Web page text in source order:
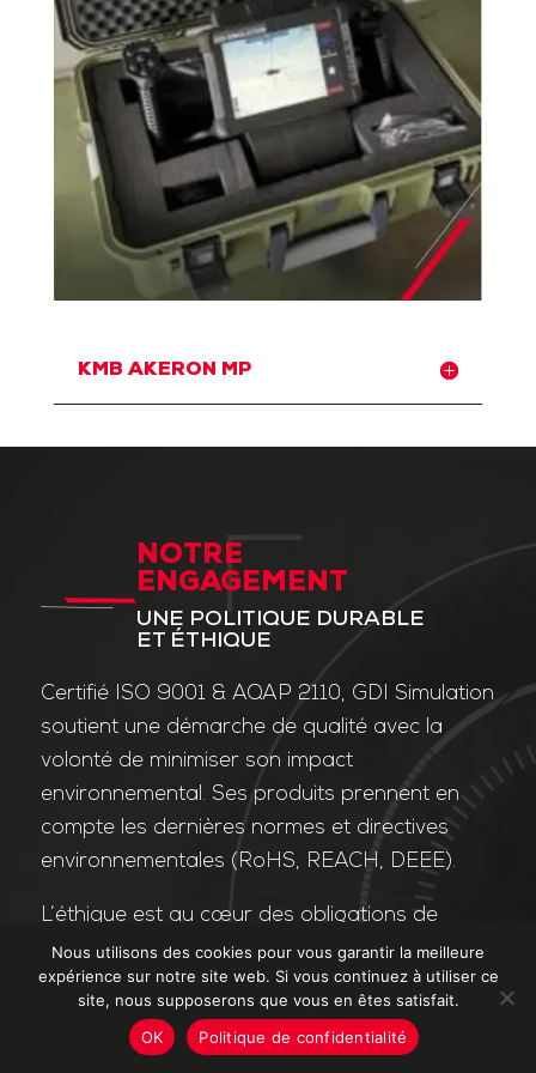
KMB AKERON MP
NOTRE
ENGAGEMENT
UNE POLITIQUE DURABLE
ET ÉTHIQUE
Certifié ISO 9001 & AQAP 2110, GDI Simulation
soutient une démarche de qualité avec la
volonté de minimiser son impact
environnemental. Ses produits prennent en
compte les dernières normes et directives
environnementales (RoHS, REACH, DEEE).
L’éthique est au cœur des obligations de
l’entreprise et de ses valeurs. Nos affaires
sont conduites dans le strict respect des
différentes lois applicables dans le domaine
de la lutte contre la corruption et le trafic
Nous utilisons des cookies pour vous garantir la meilleure
expérience sur notre site web. Si vous continuez à utiliser ce
site, nous supposerons que vous en êtes satisfait.
OK
Politique de confidentialité